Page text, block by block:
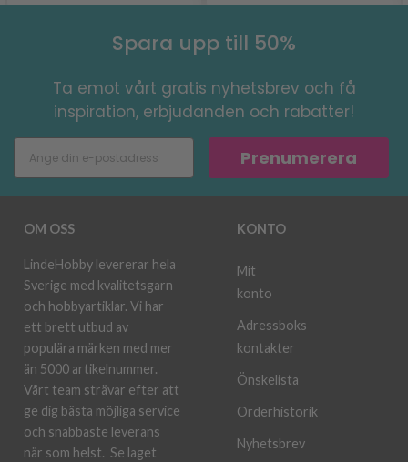
Spara upp till 50%
Ta emot vårt gratis nyhetsbrev och få
inspiration, erbjudanden och rabatter!
Prenumerera
OM OSS
LindeHobby levererar hela
Sverige med kvalitetsgarn
och hobbyartiklar. Vi har
ett brett utbud av
populära märken med mer
än 5000 artikelnummer.
Vårt team strävar efter att
ge dig bästa möjliga service
och snabbaste leverans
när som helst. Se laget
KONTO
Mit
konto
Adressboks
kontakter
Önskelista
Orderhistorik
Nyhetsbrev